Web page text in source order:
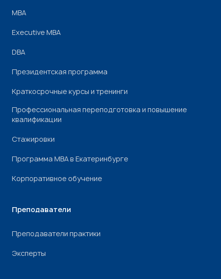
МВА
Executive MBA
DBA
Президентская программа
Краткосрочные курсы и тренинги
Профессиональная переподготовка и повышение
квалификации
Стажировки
Программа МВА в Екатеринбурге
Корпоративное обучение
Преподаватели
Преподаватели практики
Эксперты